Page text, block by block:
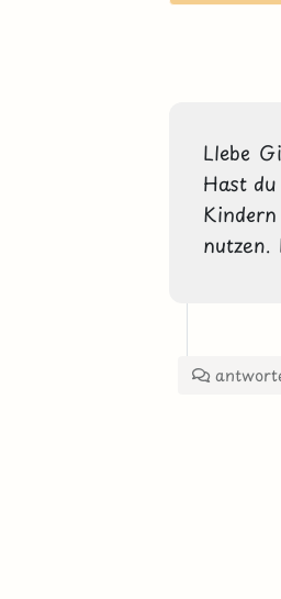
LIebe
Hast
nutzen.